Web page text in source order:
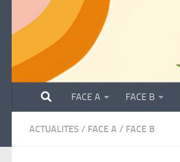
FACE A FACE B
ACTUALITES / FACE A / FACE B